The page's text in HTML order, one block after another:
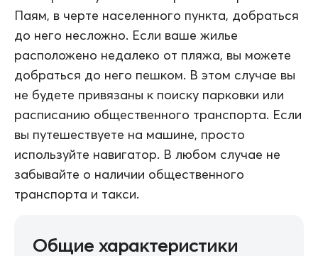
Паям, в черте населенного пункта, добраться
до него несложно. Если ваше жилье
расположено недалеко от пляжа, вы можете
добраться до него пешком. В этом случае вы
не будете привязаны к поиску парковки или
расписанию общественного транспорта. Если
вы путешествуете на машине, просто
используйте навигатор. В любом случае не
забывайте о наличии общественного
транспорта и такси.
Общие характеристики